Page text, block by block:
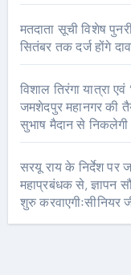
मतदाता सूची विशेष
सितंबर तक दर्ज होंगे
विशाल तिरंगा यात्रा
जमशेदपुर महानगर की
सुभाष मैदान से निकलेगी
सरयू राय के निर्देश पर
महाप्रबंधक से, ज्ञापन
शुरु करवाएगीःसीनियर